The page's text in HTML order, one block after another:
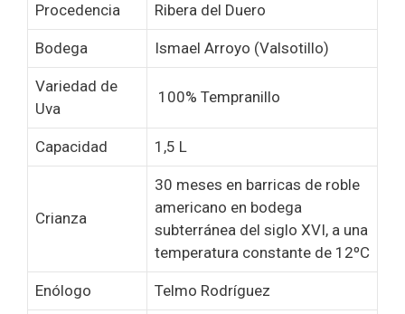
Procedencia Ribera del Duero
Bodega Ismael Arroyo (Valsotillo)
Variedad de
Uva
100% Tempranillo
Capacidad 1,5 L
Crianza
30 meses en barricas de roble
americano en bodega
subterránea del siglo XVI, a una
temperatura constante de 12ºC
Enólogo Telmo Rodríguez